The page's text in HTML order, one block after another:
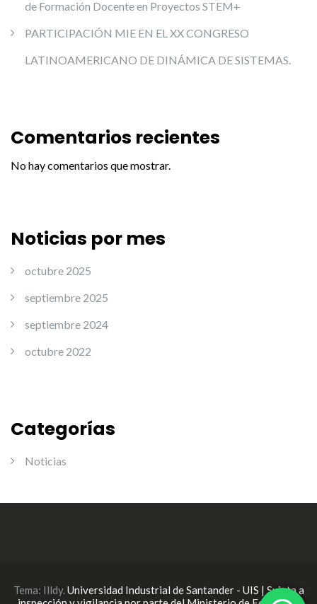
de Formación Docente en Proyectos STEM+
PARTICIPACIÓN MIE EN EL XX CONGRESO
LATINOAMERICANO DE DINÁMICA DE SISTEMAS.
Comentarios recientes
No hay comentarios que mostrar.
Noticias por mes
octubre 2025
septiembre 2025
septiembre 2024
octubre 2022
Categorías
Noticias
Tema: Illdy.Universidad Industrial de Santander - UIS | Sujeta a